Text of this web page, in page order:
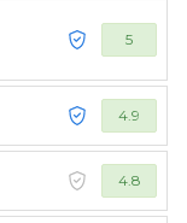
5
4.9
4.8